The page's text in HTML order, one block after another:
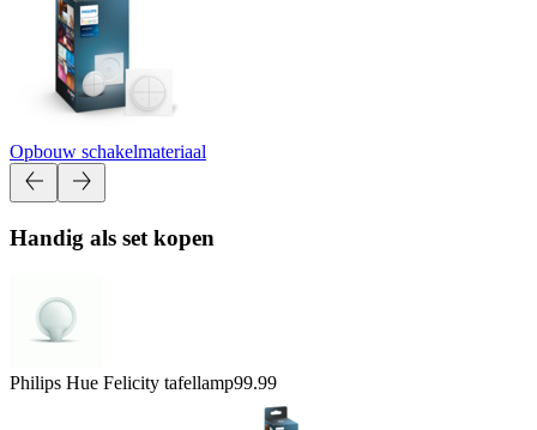
Opbouw schakelmateriaal
Handig als set kopen
Philips Hue Felicity tafellamp99.99